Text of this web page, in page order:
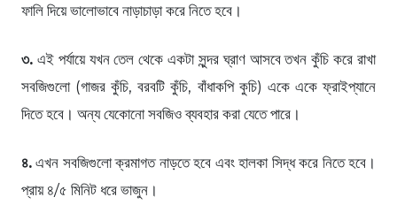
ফালি দিয়ে ভালোভাবে নাড়াচাড়া করে নিতে হবে।
৩. এই পর্যায়ে যখন তেল থেকে একটা সুন্দর ঘ্রাণ আসবে তখন কুঁচি করে রাখা
সবজিগুলো (গাজর কুঁচি, বরবটি কুঁচি, বাঁধাকপি কুচি) একে একে ফ্রাইপ্যানে
দিতে হবে। অন্য যেকোনো সবজিও ব্যবহার করা যেতে পারে।
৪. এখন সবজিগুলো ক্রমাগত নাড়তে হবে এবং হালকা সিদ্ধ করে নিতে হবে।
প্রায় ৪/৫ মিনিট ধরে ভাজুন।